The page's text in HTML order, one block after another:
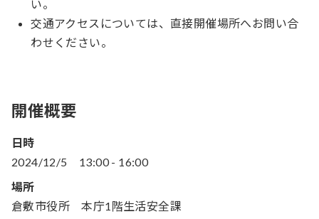
い。
交通アクセスについては、直接開催場所へお問い合
わせください。
開催概要
日時
2024/12/5
13:00- 16:00
場所
倉敷市役所 本庁1階生活安全課